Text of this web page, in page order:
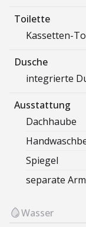
Toilette
Kassetten-
Dusche
integrierte
Ausstattung
Dachhaube
Spiegel
separate
Wasser